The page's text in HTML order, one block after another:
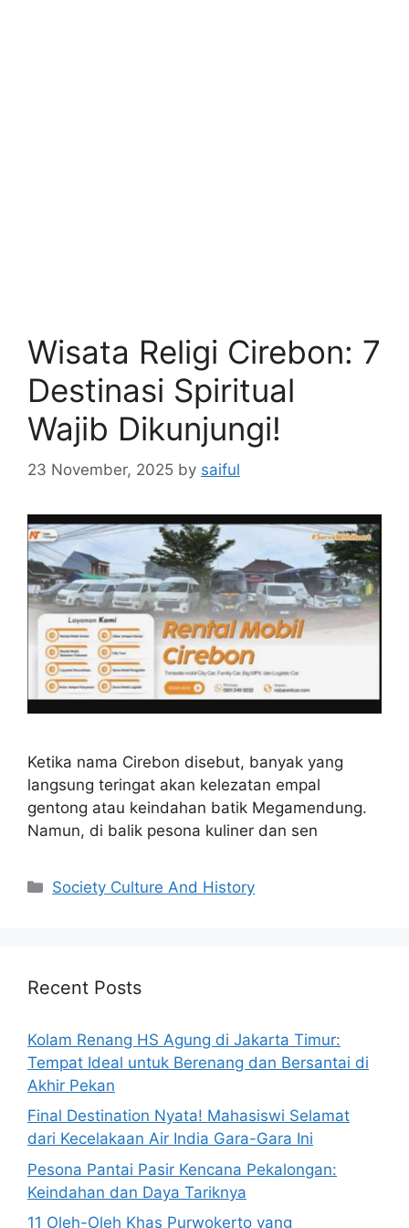
Wisata Religi Cirebon: 7
Destinasi Spiritual
Wajib Dikunjungi!
23 November, 2025 by saiful
Ketika nama Cirebon disebut, banyak yang
langsung teringat akan kelezatan empal
gentong atau keindahan batik Megamendung.
Namun, di balik pesona kuliner dan sen
Categories
Society Culture And History
Recent Posts
Kolam Renang HS Agung di Jakarta Timur:
Tempat Ideal untuk Berenang dan Bersantai di
Akhir Pekan
Final Destination Nyata! Mahasiswi Selamat
dari Kecelakaan Air India Gara-Gara Ini
Pesona Pantai Pasir Kencana Pekalongan:
Keindahan dan Daya Tariknya
11 Oleh-Oleh Khas Purwokerto yang